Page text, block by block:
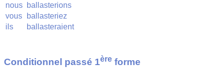
nous ballasterions
vous
ballasteriez
ils
ballasteraient
Conditionnel passé 1ère forme